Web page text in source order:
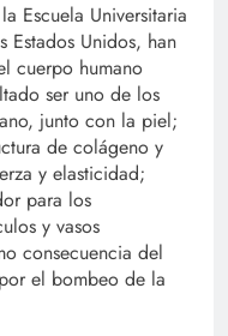
Escuela Universitaria
Estados Unidos, han
cuerpo humano
ser uno de los
junto con la piel;
de colágeno y
y elasticidad;
para los
y vasos
consecuencia del
el bombeo de la